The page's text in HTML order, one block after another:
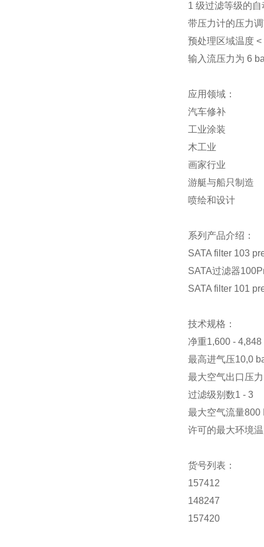
1 级过滤等级的
带压力计的压力
预处理区域温度
输入流压力为 6
应用领域：
汽车修补
工业涂装
木工业
画家行业
游艇与船只制造
喷绘和设计
系列产品介绍：
SATA filter 103
SATA过滤器
SATA filter 101
技术规格：
净重1,600 - 4,848
最高进气压10,0
最大空气出口压
过滤级别数1 - 3
最大空气流量800
许可的最大环境
货号列表：
157412
148247
157420